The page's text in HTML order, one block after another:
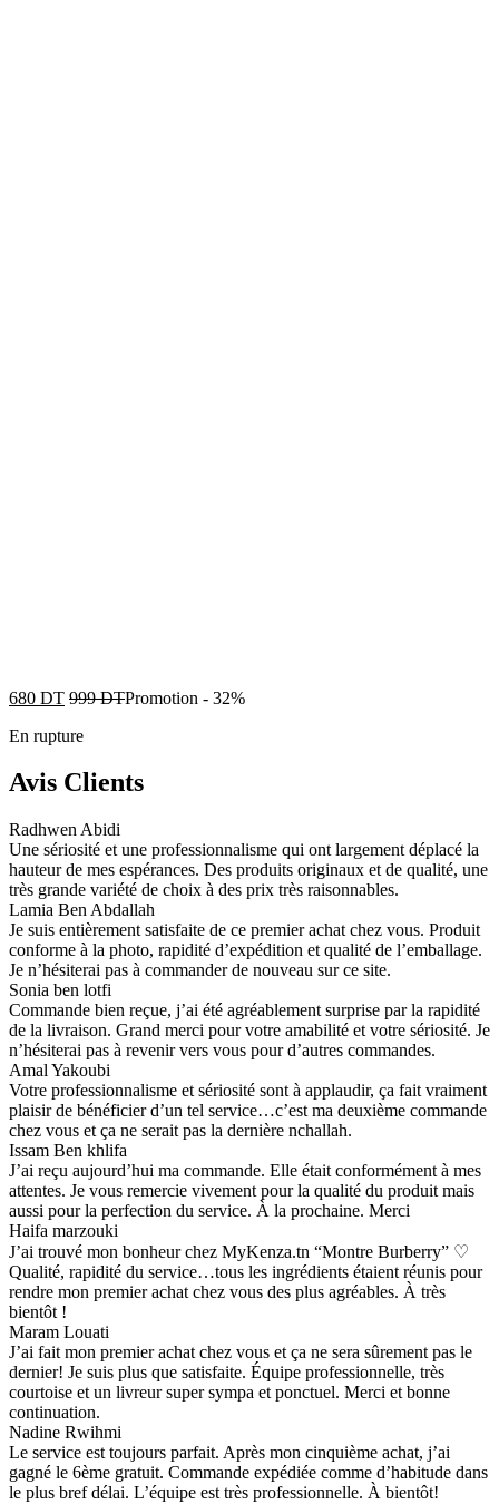
680 DT 999DTPromotion - 32%
En rupture
Avis Clients
Radhwen Abidi
Une sériosité et une professionnalisme qui ont largement déplacé la
hauteur de mes espérances. Des produits originaux et de qualité, une
très grande variété de choix à des prix très raisonnables.
Lamia Ben Abdallah
Je suis entièrement satisfaite de ce premier achat chez vous. Produit
conforme à la photo, rapidité d’expédition et qualité de l’emballage.
Je n’hésiterai pas à commander de nouveau sur ce site.
Sonia ben lotfi
Commande bien reçue, j’ai été agréablement surprise par la rapidité
de la livraison. Grand merci pour votre amabilité et votre sériosité. Je
n’hésiterai pas à revenir vers vous pour d’autres commandes.
Amal Yakoubi
Votre professionnalisme et sériosité sont à applaudir, ça fait vraiment
plaisir de bénéficier d’un tel service…c’est ma deuxième commande
chez vous et ça ne serait pas la dernière nchallah.
Issam Ben khlifa
J’ai reçu aujourd’hui ma commande. Elle était conformément à mes
attentes. Je vous remercie vivement pour la qualité du produit mais
aussi pour la perfection du service. À la prochaine. Merci
Haifa marzouki
J’ai trouvé mon bonheur chez MyKenza.tn “Montre Burberry” ♡
Qualité, rapidité du service…tous les ingrédients étaient réunis pour
rendre mon premier achat chez vous des plus agréables. À très
bientôt !
Maram Louati
J’ai fait mon premier achat chez vous et ça ne sera sûrement pas le
dernier! Je suis plus que satisfaite. Équipe professionnelle, très
courtoise et un livreur super sympa et ponctuel. Merci et bonne
continuation.
Nadine Rwihmi
Le service est toujours parfait. Après mon cinquième achat, j’ai
gagné le 6ème gratuit. Commande expédiée comme d’habitude dans
le plus bref délai. L’équipe est très professionnelle. À bientôt!